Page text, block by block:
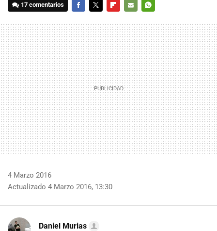
17 comentarios
MAIL
4 Marzo 2016
Actualizado 4 Marzo 2016, 13:30
Daniel Murias